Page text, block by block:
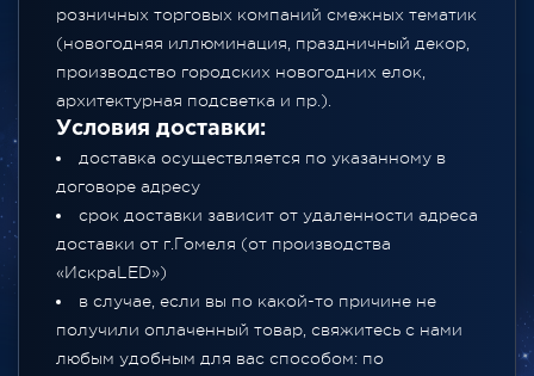
розничных торговых компаний смежных тематик
(новогодняя иллюминация, праздничный декор,
производство городских новогодних елок,
архитектурная подсветка и пр.).
Условия доставки:
доставка осуществляется по указанному в
договоре адресу
срок доставки зависит от удаленности адреса
доставки от г.Гомеля (от производства
«ИскраLED»)
в случае, если вы по какой-то причине не
получили оплаченный товар, свяжитесь с нами
любым удобным для вас способом: по